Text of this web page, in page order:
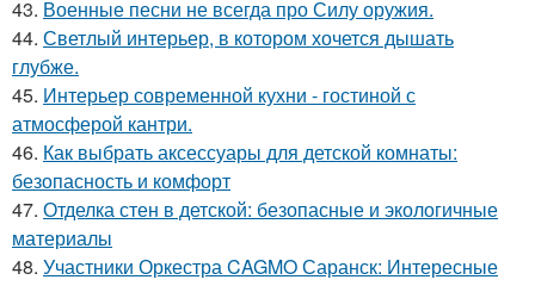
43. Военные песни не всегда про Силу оружия.
44. Светлый интерьер, в котором хочется дышать
глубже.
45. Интерьер современной кухни - гостиной с
атмосферой кантри.
46. Как выбрать аксессуары для детской комнаты:
безопасность и комфорт
47. Отделка стен в детской: безопасные и экологичные
материалы
48. Участники Оркестра CAGMO Саранск: Интересные